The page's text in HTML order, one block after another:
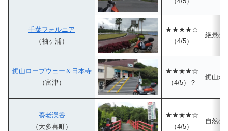
千葉フォルニア
（袖ヶ浦）
★★★★☆
（4/5）
絶景の
鋸山ロープウェー＆日本寺
（富津）
★★★★☆
（4/5）？
鋸山か
養老渓谷
（大多喜町）
★★★★☆
（4/5）
自然の